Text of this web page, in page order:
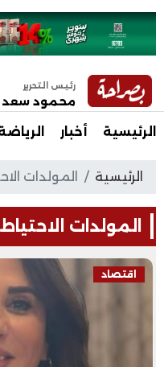
رئيس التحرير
محمود سعد
الرئيسية أخبار
الرئيسية المولدات
المولدات
اقتصاد